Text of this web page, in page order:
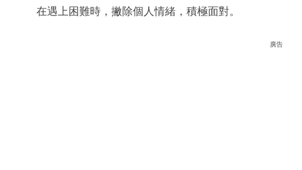
在遇上困難時，撇除個人情緒，積極面對。
廣告